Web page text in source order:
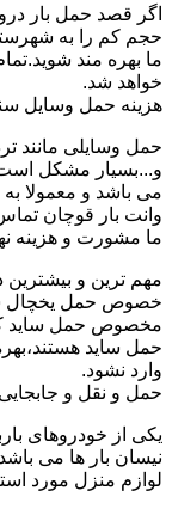
اگر قصد حمل بار
حجم کم را به
ما بهره مند
خواهد شد.
هزینه حمل وسایل
حمل وسایلی مانند
و...بسیار مشکل
می باشد و معمولا
وانت بار قوچان تماس
ما مشورت و هزینه
مهم ترین و
خصوص حمل یخچال
مخصوص حمل ساید که
حمل ساید
وارد نشود.
حمل و نقل و جابجایی
یکی از خودروهای
نیسان بار ها می
لوازم منزل مورد